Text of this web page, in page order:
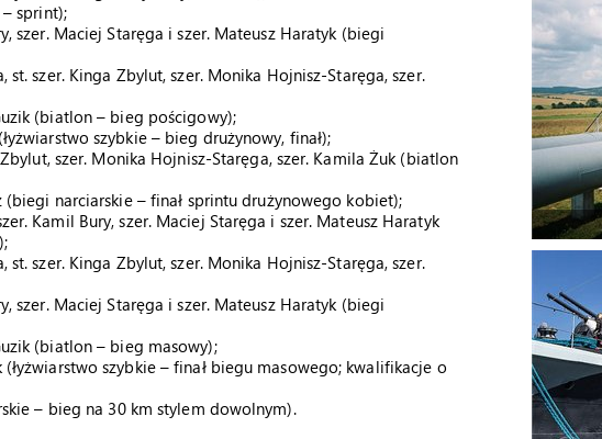
sprint);
szer. Maciej Staręga i szer. Mateusz Haratyk (biegi
szer. Kinga Zbylut, szer. Monika Hojnisz-Staręga, szer.
(biatlon – bieg pościgowy);
szybkie – bieg drużynowy, finał);
szer. Monika Hojnisz-Staręga, szer. Kamila Żuk (biatlon
narciarskie – finał sprintu drużynowego kobiet);
Kamil Bury, szer. Maciej Staręga i szer. Mateusz Haratyk
szer. Kinga Zbylut, szer. Monika Hojnisz-Staręga, szer.
szer. Maciej Staręga i szer. Mateusz Haratyk (biegi
(biatlon – bieg masowy);
szybkie – finał biegu masowego; kwalifikacje o
– bieg na 30 km stylem dowolnym).